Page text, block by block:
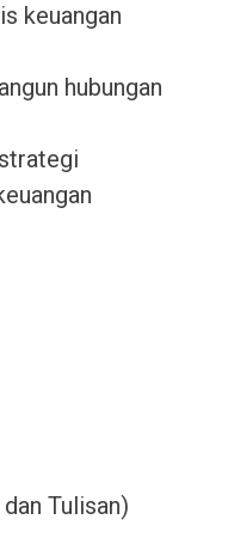
keuangan
hubungan
Tulisan)